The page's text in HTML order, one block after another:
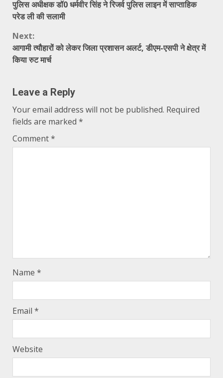
Reading
पुलिस अधीक्षक डॉ0 धर्मवीर सिंह ने रिजर्व पुलिस लाइन में साप्ताहिक
परेड ली की सलामी
Next:
आगामी त्यौहारों को लेकर जिला प्रशासन अलर्ट, डीएम-एसपी ने क्षेत्र में
किया रुट मार्च
Leave a Reply
Your email address will not be published. Required
fields are marked *
Comment*
Name *
Email *
Website